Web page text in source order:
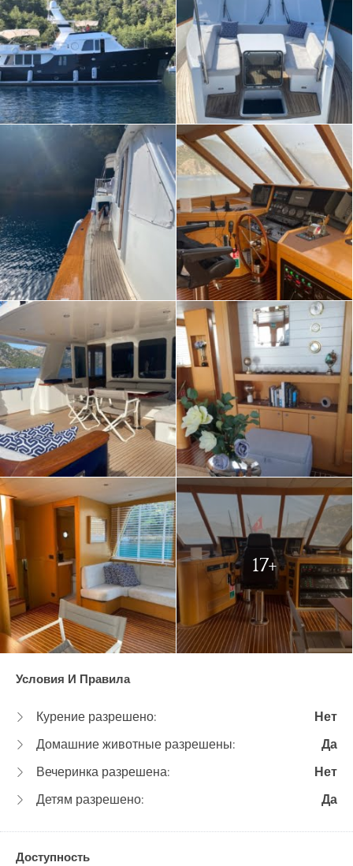
17+
Условия И Правила
Курение разрешено:
Нет
Домашние животные разрешены:
Да
Вечеринка разрешена:
Нет
Детям разрешено:
Да
Доступность